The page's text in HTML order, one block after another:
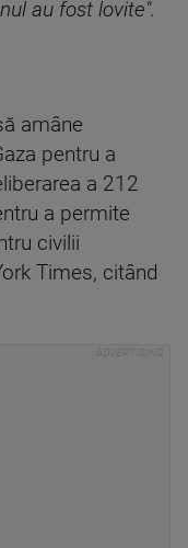
au fost lovite".
amâne
pentru a
a 212
a permite
civilii
Times, citând